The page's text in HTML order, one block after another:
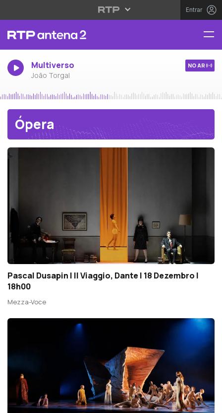
Entrar
Multiverso
João Torgal
NO AR
Ópera
Pascal Dusapin | Il Viaggio, Dante | 18 Dezembro |
18h00
Mezza-Voce